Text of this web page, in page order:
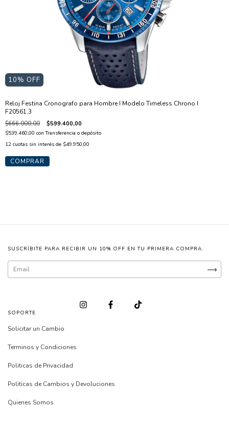
10% OFF
Reloj Festina Cronografo para Hombre I Modelo Timeless Chrono I
F20561.3
$666.000,00 $599.400,00
$539.460,00 con Transferencia o depósito
12 cuotas sin interés de $49.950,00
SUSCRÍBITE PARA RECIBIR UN 10% OFF EN TU PRIMERA COMPRA.
SOPORTE
Solicitar un Cambio
Terminos y Condiciones
Politicas de Privacidad
Politicas de Cambios y Devoluciones
Quienes Somos